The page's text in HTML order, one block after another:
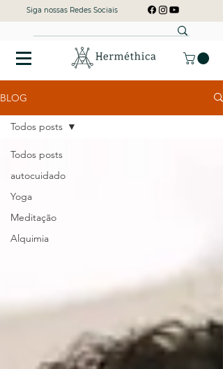
Siga nossas Redes Sociais
BLOG
Todos posts
autocuidado
Yoga
Meditação
Alquimia
Todos posts